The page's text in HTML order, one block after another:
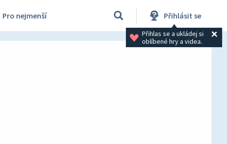
Pro nejmenší Přihlásit se
Přihlas se a ukládej si
oblíbené hry a videa.